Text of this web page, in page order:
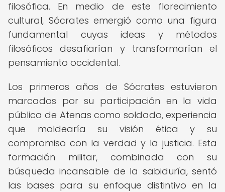
filosófica. En medio de este florecimiento
cultural, Sócrates emergió como una figura
fundamental cuyas ideas y métodos
filosóficos desafiarían y transformarían el
pensamiento occidental.
Los primeros años de Sócrates estuvieron
marcados por su participación en la vida
pública de Atenas como soldado, experiencia
que moldearía su visión ética y su
compromiso con la verdad y la justicia. Esta
formación militar, combinada con su
búsqueda incansable de la sabiduría, sentó
las bases para su enfoque distintivo en la